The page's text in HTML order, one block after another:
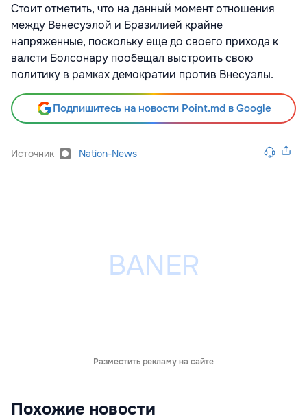
Стоит отметить, что на данный момент отношения
между Венесуэлой и Бразилией крайне
напряженные, поскольку еще до своего прихода к
валсти Болсонару пообещал выстроить свою
политику в рамках демократии против Внесуэлы.
Подпишитесь на новости Point.md в Google
Источник Nation-News
Разместить рекламу на сайте
Похожие новости